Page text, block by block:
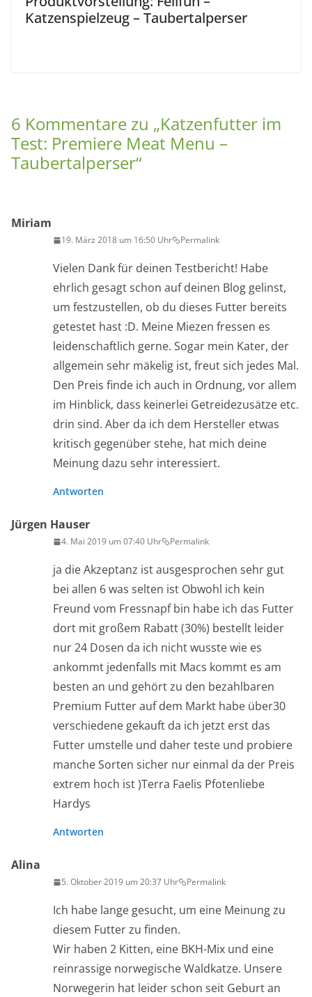
Katzenspielzeug – Taubertalperser
6 Kommentare zu „Katzenfutter im
Test: Premiere Meat Menu –
Taubertalperser“
Miriam
19. März 2018 um 16:50 Uhr Permalink
Vielen Dank für deinen Testbericht! Habe
ehrlich gesagt schon auf deinen Blog gelinst,
um festzustellen, ob du dieses Futter bereits
getestet hast :D. Meine Miezen fressen es
leidenschaftlich gerne. Sogar mein Kater, der
allgemein sehr mäkelig ist, freut sich jedes Mal.
Den Preis finde ich auch in Ordnung, vor allem
im Hinblick, dass keinerlei Getreidezusätze etc.
drin sind. Aber da ich dem Hersteller etwas
kritisch gegenüber stehe, hat mich deine
Meinung dazu sehr interessiert.
Antworten
Jürgen Hauser
4. Mai 2019 um 07:40 Uhr Permalink
ja die Akzeptanz ist ausgesprochen sehr gut
bei allen 6 was selten ist Obwohl ich kein
Freund vom Fressnapf bin habe ich das Futter
dort mit großem Rabatt (30%) bestellt leider
nur 24 Dosen da ich nicht wusste wie es
ankommt jedenfalls mit Macs kommt es am
besten an und gehört zu den bezahlbaren
Premium Futter auf dem Markt habe über30
verschiedene gekauft da ich jetzt erst das
Futter umstelle und daher teste und probiere
manche Sorten sicher nur einmal da der Preis
extrem hoch ist )Terra Faelis Pfotenliebe
Hardys
Antworten
Alina
5. Oktober 2019 um 20:37 Uhr Permalink
Ich habe lange gesucht, um eine Meinung zu
diesem Futter zu finden.
Wir haben 2 Kitten, eine BKH-Mix und eine
reinrassige norwegische Waldkatze. Unsere
Norwegerin hat leider schon seit Geburt an